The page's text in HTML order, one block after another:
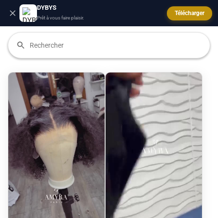
DYBYS
Prêt à vous faire plaisir.
Télécharger